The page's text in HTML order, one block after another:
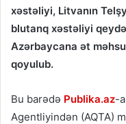
xəstəliyi, Litvanın
blutanq xəstəliyi qeydə
Azərbaycana ət
qoyulub.
Bu barədə Publika.az-
Agentliyindən (AQTA)